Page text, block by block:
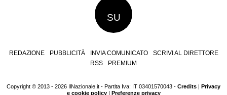
SU
REDAZIONE PUBBLICITÀ INVIA COMUNICATO
SCRIVI AL DIRETTORE
RSS
PREMIUM
Copyright © 2013 - 2026 IlNazionale.it - Partita Iva: IT 03401570043 - Credits | Privacy
e cookie policy| Preferenze privacy